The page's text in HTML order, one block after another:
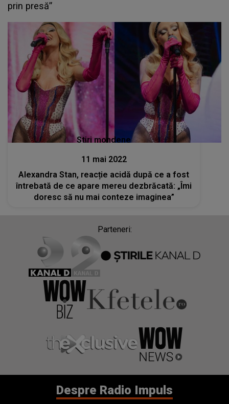
prin presă”
Stiri mondene
11 mai 2022
Alexandra Stan, reacție acidă după ce a fost
întrebată de ce apare mereu dezbrăcată: „Îmi
doresc să nu mai conteze imaginea”
Parteneri:
Despre Radio Impuls